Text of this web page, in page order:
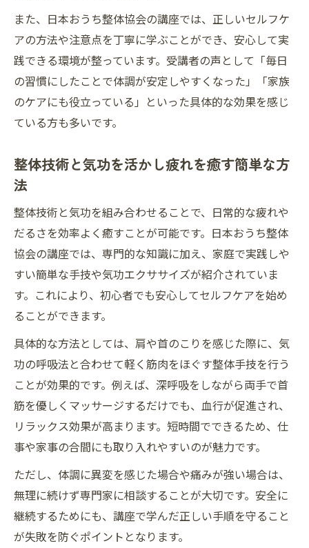
また、日本おうち整体協会の講座では、正しいセルフケ
アの方法や注意点を丁寧に学ぶことができ、安心して実
践できる環境が整っています。受講者の声として「毎日
の習慣にしたことで体調が安定しやすくなった」「家族
のケアにも役立っている」といった具体的な効果を感じ
ている方も多いです。
整体技術と気功を活かし疲れを癒す簡単な方
法
整体技術と気功を組み合わせることで、日常的な疲れや
だるさを効率よく癒すことが可能です。日本おうち整体
協会の講座では、専門的な知識に加え、家庭で実践しや
すい簡単な手技や気功エクササイズが紹介されていま
す。これにより、初心者でも安心してセルフケアを始め
ることができます。
具体的な方法としては、肩や首のこりを感じた際に、気
功の呼吸法と合わせて軽く筋肉をほぐす整体手技を行う
ことが効果的です。例えば、深呼吸をしながら両手で首
筋を優しくマッサージするだけでも、血行が促進され、
リラックス効果が高まります。短時間でできるため、仕
事や家事の合間にも取り入れやすいのが魅力です。
ただし、体調に異変を感じた場合や痛みが強い場合は、
無理に続けず専門家に相談することが大切です。安全に
継続するためにも、講座で学んだ正しい手順を守ること
が失敗を防ぐポイントとなります。